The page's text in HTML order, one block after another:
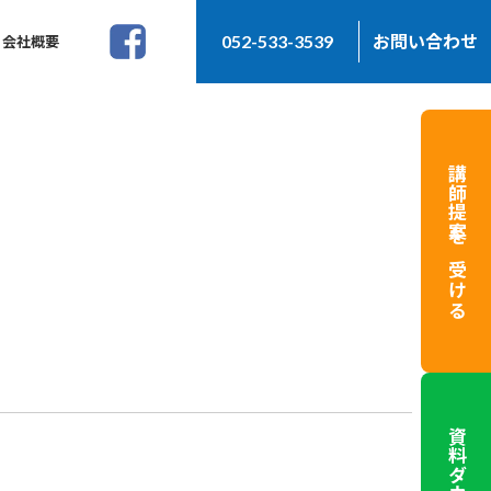
会社概要 052-533-3539 お問い合わせ
講師提案を受ける